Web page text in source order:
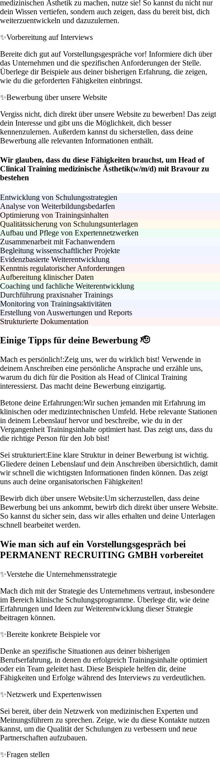
medizinischen Ästhetik zu machen, nutze sie! So kannst du nicht nur
dein Wissen vertiefen, sondern auch zeigen, dass du bereit bist, dich
weiterzuentwickeln und dazuzulernen.
✨Vorbereitung auf Interviews
Bereite dich gut auf Vorstellungsgespräche vor! Informiere dich über
das Unternehmen und die spezifischen Anforderungen der Stelle.
Überlege dir Beispiele aus deiner bisherigen Erfahrung, die zeigen,
wie du die geforderten Fähigkeiten einbringst.
✨Bewerbung über unsere Website
Vergiss nicht, dich direkt über unsere Website zu bewerben! Das zeigt
dein Interesse und gibt uns die Möglichkeit, dich besser
kennenzulernen. Außerdem kannst du sicherstellen, dass deine
Bewerbung alle relevanten Informationen enthält.
Wir glauben, dass du diese Fähigkeiten brauchst, um Head of
Clinical Training medizinische Ästhetik(w/m/d) mit Bravour zu
bestehen
Entwicklung von Schulungsstrategien
Analyse von Weiterbildungsbedarfen
Optimierung von Trainingsinhalten
Qualitätssicherung von Schulungsunterlagen
Aufbau und Pflege von Expertennetzwerken
Zusammenarbeit mit Fachanwendern
Begleitung wissenschaftlicher Projekte
Evidenzbasierte Weiterentwicklung
Kenntnis regulatorischer Anforderungen
Aufbereitung klinischer Daten
Coaching und fachliche Weiterentwicklung
Durchführung praxisnaher Trainings
Monitoring von Trainingsaktivitäten
Erstellung von Auswertungen und Reports
Strukturierte Dokumentation
Einige Tipps für deine Bewerbung 🫡
Mach es persönlich!:Zeig uns, wer du wirklich bist! Verwende in
deinem Anschreiben eine persönliche Ansprache und erzähle uns,
warum du dich für die Position als Head of Clinical Training
interessierst. Das macht deine Bewerbung einzigartig.
Betone deine Erfahrungen:Wir suchen jemanden mit Erfahrung im
klinischen oder medizintechnischen Umfeld. Hebe relevante Stationen
in deinem Lebenslauf hervor und beschreibe, wie du in der
Vergangenheit Trainingsinhalte optimiert hast. Das zeigt uns, dass du
die richtige Person für den Job bist!
Sei strukturiert:Eine klare Struktur in deiner Bewerbung ist wichtig.
Gliedere deinen Lebenslauf und dein Anschreiben übersichtlich, damit
wir schnell die wichtigsten Informationen finden können. Das zeigt
uns auch deine organisatorischen Fähigkeiten!
Bewirb dich über unsere Website:Um sicherzustellen, dass deine
Bewerbung bei uns ankommt, bewirb dich direkt über unsere Website.
So kannst du sicher sein, dass wir alles erhalten und deine Unterlagen
schnell bearbeitet werden.
Wie man sich auf ein Vorstellungsgespräch bei
PERMANENT RECRUITING GMBH vorbereitet
✨Verstehe die Unternehmensstrategie
Mach dich mit der Strategie des Unternehmens vertraut, insbesondere
im Bereich klinische Schulungsprogramme. Überlege dir, wie deine
Erfahrungen und Ideen zur Weiterentwicklung dieser Strategie
beitragen können.
✨Bereite konkrete Beispiele vor
Denke an spezifische Situationen aus deiner bisherigen
Berufserfahrung, in denen du erfolgreich Trainingsinhalte optimiert
oder ein Team geleitet hast. Diese Beispiele helfen dir, deine
Fähigkeiten und Erfolge während des Interviews zu verdeutlichen.
✨Netzwerk und Expertenwissen
Sei bereit, über dein Netzwerk von medizinischen Experten und
Meinungsführern zu sprechen. Zeige, wie du diese Kontakte nutzen
kannst, um die Qualität der Schulungen zu verbessern und neue
Partnerschaften aufzubauen.
✨Fragen stellen